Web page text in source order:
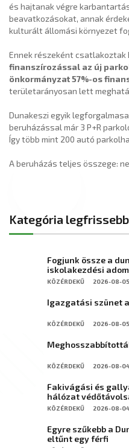
és hajtanak végre
beavatkozásokat, annak
kulturált állomási környezet
Ennek részeként csatlakoztak
finanszírozással az új
önkormányzat 57%-os
területarányosan lett
Dunakeszi egyik
beruházással már 3 P+R
Így több mint 200 autó
A beruházás teljes összege:
Kategória
Fogjunk össze a
iskolakezdési
KÖZÉRDEKŰ 2026-08-05
Igazgatási szünet
KÖZÉRDEKŰ 2026-08-05
KÖZÉRDEKŰ 2026-08-
Fakivágási és
hálózat
KÖZÉRDEKŰ 2026-08-
Egyre szűkebb a
eltűnt egy férfi